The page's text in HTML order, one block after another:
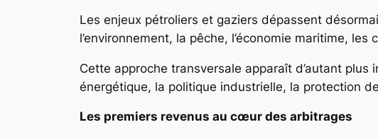
Les enjeux pétroliers et gaziers dépassent
l’environnement, la pêche, l’économie maritime,
Cette approche transversale apparaît d’autant
énergétique, la politique industrielle, la protection
Les premiers revenus au cœur des arbitrages